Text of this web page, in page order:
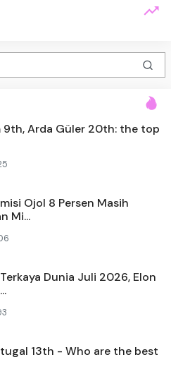
9th, Arda Güler 20th: the top
Ojol 8 Persen Masih
Mi...
Dunia Juli 2026, Elon
13th - Who are the best